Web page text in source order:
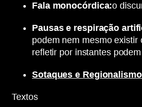
Fala monocórdica:o
Pausas e respiração
podem nem mesmo
refletir por instantes
Sotaques e
Textos